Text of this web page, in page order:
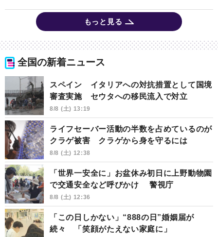
もっと見る
全国の新着ニュース
スペイン イタリアへの対抗措置として国境
審査実施 セウタへの移民流入で対立
8/8 (土) 13:19
ライフセーバー活動の半数を占めているのが
クラゲ被害 クラゲから身を守るには
8/8 (土) 12:38
「世界一安全に」お盆休み初日に上野動物園
で交通安全など呼びかけ 警視庁
8/8 (土) 12:36
「この日しかない」“888の日”婚姻届が
続々 「笑顔がたえない家庭に」